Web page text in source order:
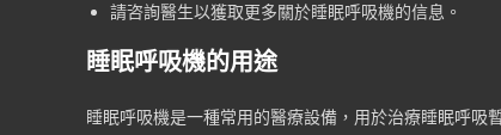
請咨詢醫生以獲取更多關於睡眠呼吸機的信息。
睡眠呼吸機的用途
睡眠呼吸機是一種常用的醫療設備，用於治療睡眠呼